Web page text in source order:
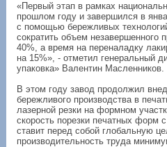
«Первый этап в рамках
прошлом году и завершился в
с помощью бережливых
сократить объем незавершенного
40%, а время на переналадку
на 15%», - отметил генеральный
упаковка» Валентин Масленников.
В этом году завод продолжил
бережливого производства в
лазерной резки на формном
скорость порезки печатных форм
ставит перед собой глобальную
производительность труда